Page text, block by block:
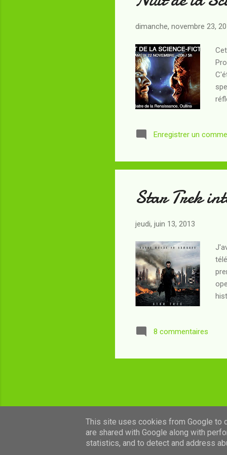
dimanche, novembre 23,
Enregistrer un
Star Trek
jeudi, juin 13, 2013
8 commentaires
This site uses cookies from Google to
are shared with Google along with
statistics, and to detect and address